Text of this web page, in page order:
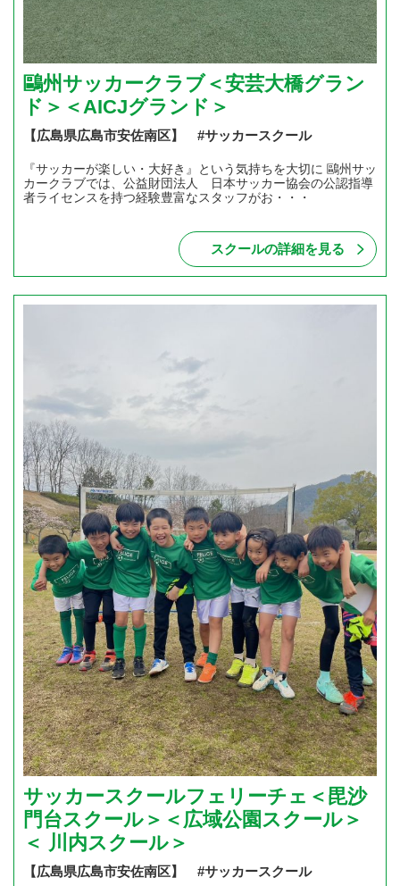
鷗州サッカークラブ＜安芸大橋グラン
ド＞＜AICJグランド＞
【広島県広島市安佐南区】 #サッカースクール
『サッカーが楽しい・大好き』という気持ちを大切に 鷗州サッ
カークラブでは、公益財団法人 日本サッカー協会の公認指導
者ライセンスを持つ経験豊富なスタッフがお・・・
スクールの詳細を見る
サッカースクールフェリーチェ＜毘沙
門台スクール＞＜広域公園スクール＞
＜ 川内スクール＞
【広島県広島市安佐南区】 #サッカースクール